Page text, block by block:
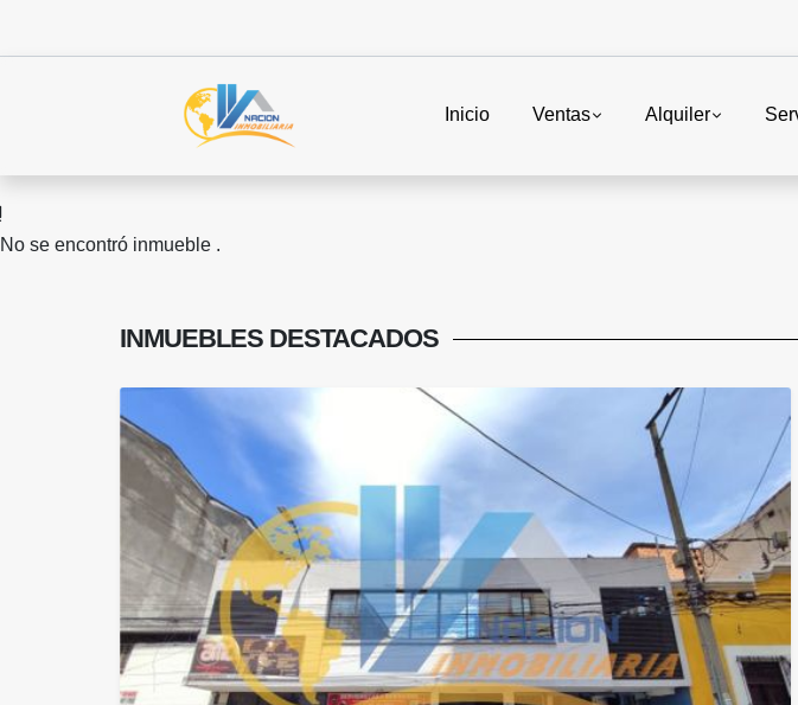
Inicio Ventas Alquiler
No se encontró inmueble .
INMUEBLES DESTACADOS